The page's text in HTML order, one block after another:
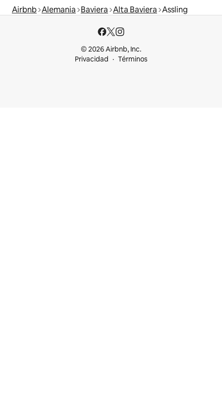
Airbnb Alemania Baviera Alta Baviera Assling
© 2026 Airbnb, Inc.
Privacidad
Términos